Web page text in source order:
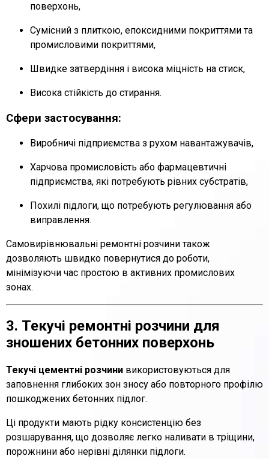
поверхонь,
Сумісний з плиткою, епоксидними покриттями та
промисловими покриттями,
Швидке затвердіння і висока міцність на стиск,
Висока стійкість до стирання.
Сфери застосування:
Виробничі підприємства з рухом навантажувачів,
Харчова промисловість або фармацевтичні
підприємства, які потребують рівних субстратів,
Похилі підлоги, що потребують регулювання або
виправлення.
Самовирівнювальні ремонтні розчини також
дозволяють швидко повернутися до роботи,
мінімізуючи час простою в активних промислових
зонах.
3. Текучі ремонтні розчини для
зношених бетонних поверхонь
Текучі цементні розчини використовуються для
заповнення глибоких зон зносу або повторного профілю
пошкоджених бетонних підлог.
Ці продукти мають рідку консистенцію без
розшарування, що дозволяє легко наливати в тріщини,
порожнини або нерівні ділянки підлоги.